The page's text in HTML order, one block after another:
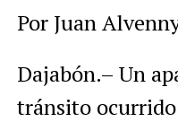
Por Juan
Dajabón.– Un
tránsito